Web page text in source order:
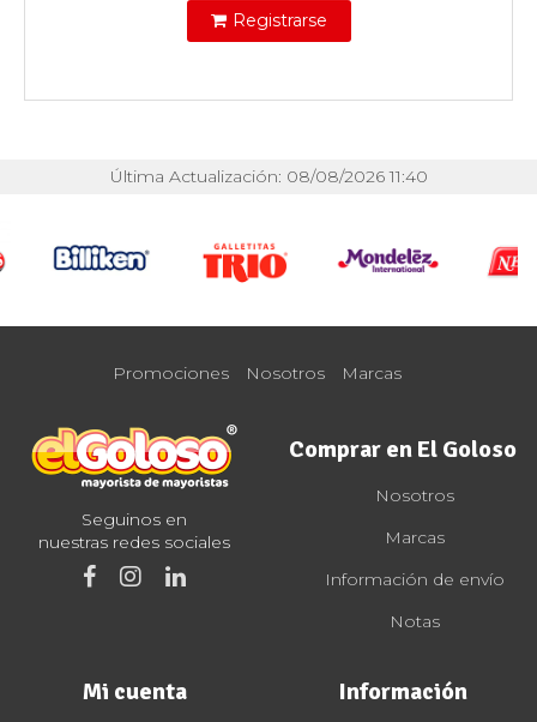
Registrarse
Última Actualización: 08/08/2026 11:40
Promociones Nosotros Marcas
Seguinos en
nuestras redes sociales
Comprar en El Goloso
Nosotros
Marcas
Información de envío
Notas
Mi cuenta Información